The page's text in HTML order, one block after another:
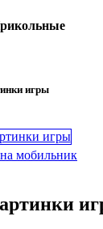
игры
мобильник